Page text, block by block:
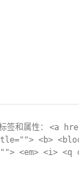
签和属性： <a
<b>
<em> <i>